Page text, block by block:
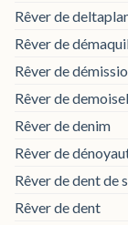
Rêver de
Rêver de
Rêver de
Rêver de
Rêver de denim
Rêver de
Rêver de dent de
Rêver de dent